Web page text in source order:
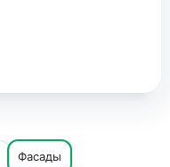
Фасады